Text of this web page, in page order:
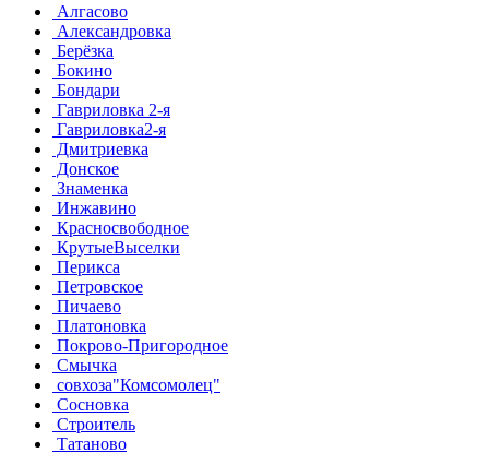
Алгасово
Александровка
Берёзка
Бокино
Бондари
Гавриловка 2-я
Гавриловка2-я
Дмитриевка
Донское
Знаменка
Инжавино
Красносвободное
КрутыеВыселки
Перикса
Петровское
Пичаево
Платоновка
Покрово-Пригородное
Смычка
совхоза"Комсомолец"
Сосновка
Строитель
Татаново